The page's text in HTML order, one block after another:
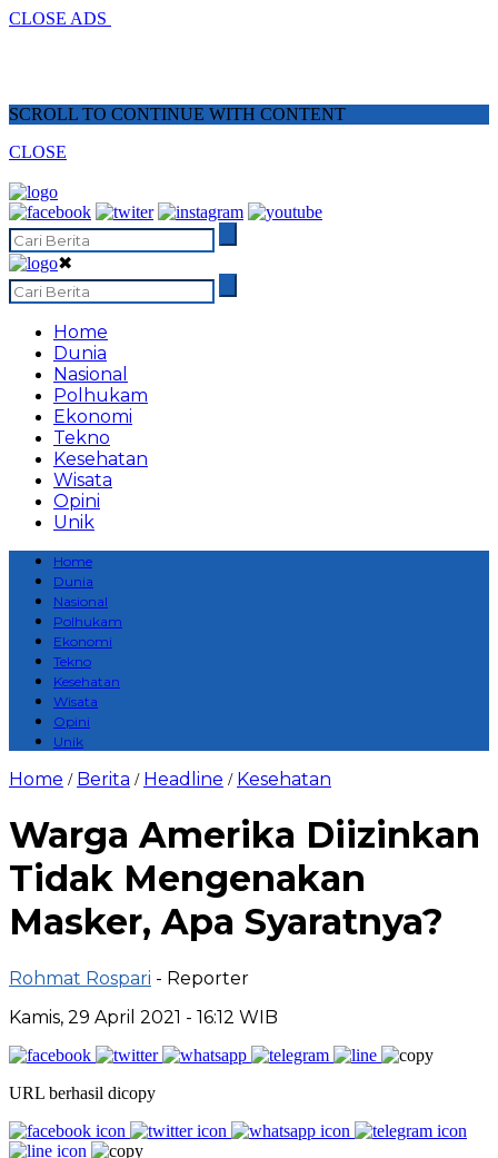
CLOSE ADS
SCROLL TO CONTINUE WITH CONTENT
CLOSE
✖
Home
Dunia
Nasional
Polhukam
Ekonomi
Tekno
Kesehatan
Wisata
Opini
Unik
Home
Dunia
Nasional
Polhukam
Ekonomi
Tekno
Kesehatan
Wisata
Opini
Unik
Home / Berita / Headline / Kesehatan
Warga Amerika Diizinkan
Tidak Mengenakan
Masker, Apa Syaratnya?
Rohmat Rospari - Reporter
Kamis, 29 April 2021 - 16:12 WIB
URL berhasil dicopy